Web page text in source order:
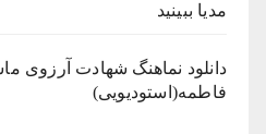
مدیا ببینید
دانلود نماهنگ شهادت آرزوی
فاطمه(استودیویی)